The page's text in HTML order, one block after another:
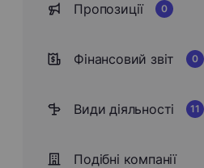
Пропозиції 0
Фінансовий звіт 0
Види діяльності 11
Подібні компанії